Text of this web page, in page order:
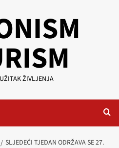
ŽIVLJENJA
SLJEDEĆI TJEDAN ODRŽAVA SE 27.